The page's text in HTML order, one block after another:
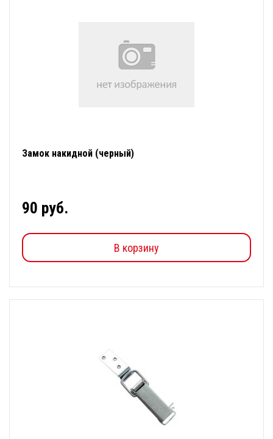
Замок накидной (черный)
90 руб.
В корзину